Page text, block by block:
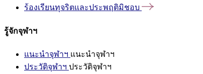
ร้องเรียนทุจริตและประพฤติมิชอบ
รู้จักจุฬาฯ
แนะนำจุฬาฯ แนะนำจุฬาฯ
ประวัติจุฬาฯ ประวัติจุฬาฯ